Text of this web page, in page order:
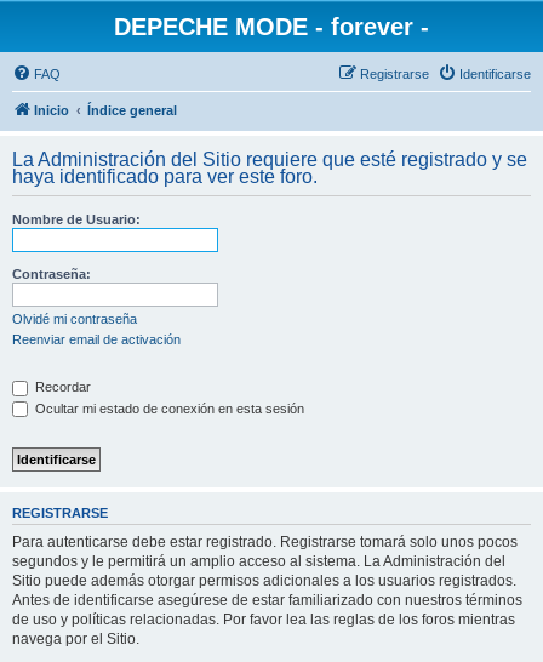
DEPECHE MODE - forever -
FAQ Identificarse
Registrarse
Inicio Índice general
La Administración del Sitio requiere que esté registrado y se
haya identificado para ver este foro.
Nombre de Usuario:
Contraseña:
Olvidé mi contraseña
Reenviar email de activación
Recordar
Ocultar mi estado de conexión en esta sesión
REGISTRARSE
Para autenticarse debe estar registrado. Registrarse tomará solo unos pocos
segundos y le permitirá un amplio acceso al sistema. La Administración del
Sitio puede además otorgar permisos adicionales a los usuarios registrados.
Antes de identificarse asegúrese de estar familiarizado con nuestros términos
de uso y políticas relacionadas. Por favor lea las reglas de los foros mientras
navega por el Sitio.